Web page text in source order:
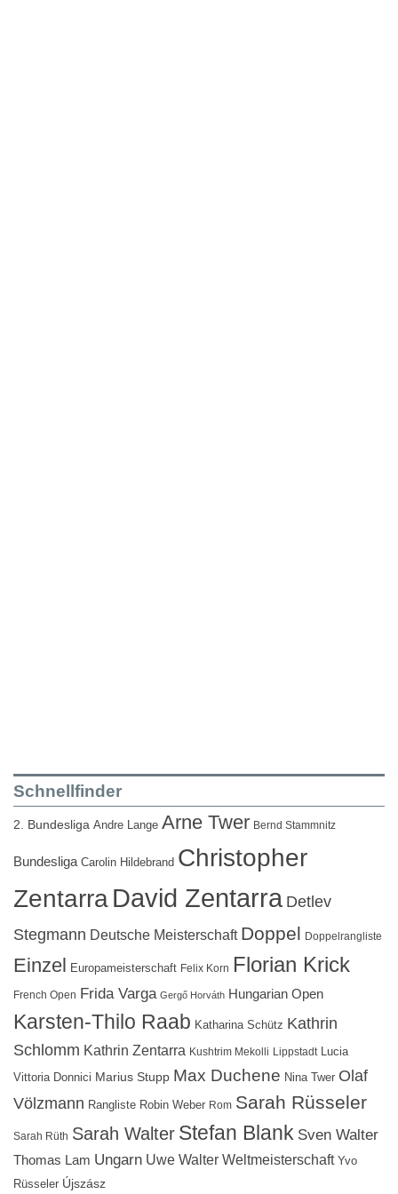
Schnellfinder
2. Bundesliga Andre Lange Arne Twer Bernd Stammnitz
Bundesliga Carolin Hildebrand Christopher
ZentarraDavid Zentarra Detlev
Stegmann Deutsche Meisterschaft Doppel Doppelrangliste
Einzel Europameisterschaft Felix Korn Florian Krick
French Open Frida Varga Gergő Horváth Hungarian Open
Karsten-Thilo Raab Katharina Schütz Kathrin
Schlomm Kathrin Zentarra Kushtrim Mekolli Lippstadt
Lucia
Vittoria Donnici Marius Stupp Max Duchene Nina Twer Olaf
Völzmann Rangliste Robin Weber Rom Sarah Rüsseler
Sarah Rüth Sarah Walter Stefan Blank Sven Walter
Thomas Lam Ungarn Uwe Walter Weltmeisterschaft Yvo
Rüsseler Újszász